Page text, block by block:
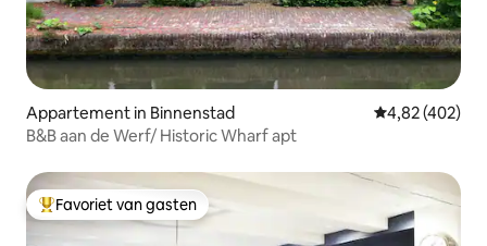
Appartement in Binnenstad Gemiddelde
4,82 (402)
B&B aan de Werf/ Historic Wharf apt
Topfavoriet van gasten
Favoriet van gasten